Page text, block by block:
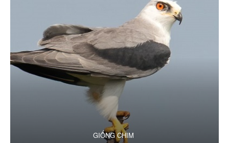
GIỐNG CHIM